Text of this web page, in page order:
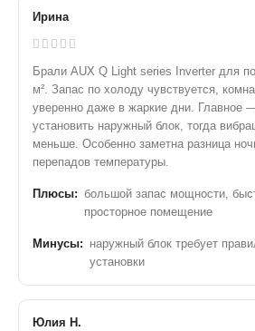
Ирина
Брали AUX Q Light series Inverter для
м². Запас по холоду чувствуется,
уверенно даже в жаркие дни. Главное
установить наружный блок, тогда
меньше. Особенно заметна разница
перепадов температуры.
Плюсы: большой запас мощности,
просторное помещение
Минусы: наружный блок требует
установки
Юлия Н.